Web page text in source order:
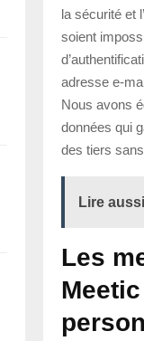
la sécurité et
soient
adresse e-
Nous avons
données qui
des tiers
Lire
Les